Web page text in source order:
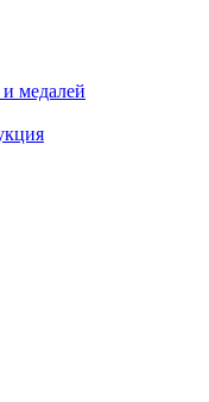
медалей